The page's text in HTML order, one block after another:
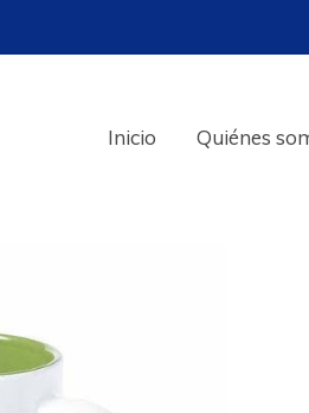
Inicio Quiénes